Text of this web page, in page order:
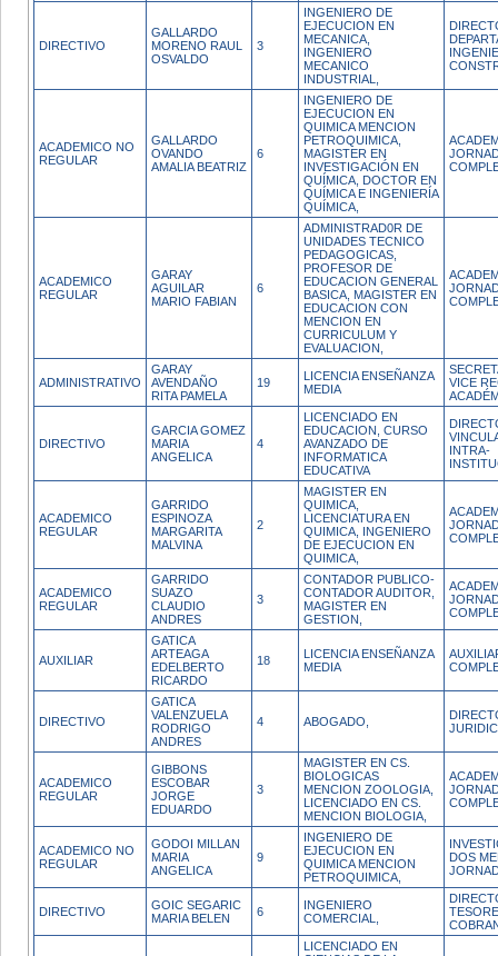
DIRECTIVO
GALLARDO
MORENO RAUL
OSVALDO
3
INGENIERO DE
EJECUCION EN
MECANICA,
INGENIERO
MECANICO
INDUSTRIAL,
ACADEMICO NO
REGULAR
GALLARDO
OVANDO
AMALIA BEATRIZ
6
INGENIERO DE
EJECUCION EN
QUIMICA MENCION
PETROQUIMICA,
MAGISTER EN
INVESTIGACIÓN EN
QUÍMICA, DOCTOR EN
QUÍMICA E INGENIERÍA
QUÍMICA,
ACADEMICO
REGULAR
GARAY
AGUILAR
MARIO FABIAN
6
ADMINISTRAD0R DE
UNIDADES TECNICO
PEDAGOGICAS,
PROFESOR DE
EDUCACION GENERAL
BASICA, MAGISTER EN
EDUCACION CON
MENCION EN
CURRICULUM Y
EVALUACION,
ADMINISTRATIVO
GARAY
AVENDAÑO
RITA PAMELA
19
LICENCIA ENSEÑANZA
MEDIA
VICE
DIRECTIVO
GARCIA GOMEZ
MARIA
ANGELICA
4
LICENCIADO EN
EDUCACION, CURSO
AVANZADO DE
INFORMATICA
EDUCATIVA
INTRA-
ACADEMICO
REGULAR
GARRIDO
ESPINOZA
MARGARITA
MALVINA
2
MAGISTER EN
QUIMICA,
LICENCIATURA EN
QUIMICA, INGENIERO
DE EJECUCION EN
QUIMICA,
ACADEMICO
REGULAR
GARRIDO
SUAZO
CLAUDIO
ANDRES
3
CONTADOR PUBLICO-
CONTADOR AUDITOR,
MAGISTER EN
GESTION,
AUXILIAR
GATICA
ARTEAGA
EDELBERTO
RICARDO
18
LICENCIA ENSEÑANZA
MEDIA
DIRECTIVO
GATICA
VALENZUELA
RODRIGO
ANDRES
4 ABOGADO,
ACADEMICO
REGULAR
GIBBONS
ESCOBAR
JORGE
EDUARDO
3
MAGISTER EN CS.
BIOLOGICAS
MENCION ZOOLOGIA,
LICENCIADO EN CS.
MENCION BIOLOGIA,
ACADEMICO NO
REGULAR
GODOI MILLAN
MARIA
ANGELICA
9
INGENIERO DE
EJECUCION EN
QUIMICA MENCION
PETROQUIMICA,
DOS
DIRECTIVO
GOIC SEGARIC
MARIA BELEN
6
INGENIERO
COMERCIAL,
LICENCIADO EN